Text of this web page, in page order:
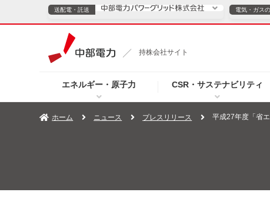
持株会社サイト
エネルギー・原子力 CSR・サステナビリティ
送配電・託送
TOPページへ ご案内
電気・ガスの
電気・ガスのご契約
TOPページへ 個人の
ホーム ニュース プレスリリース 平成27年度「省